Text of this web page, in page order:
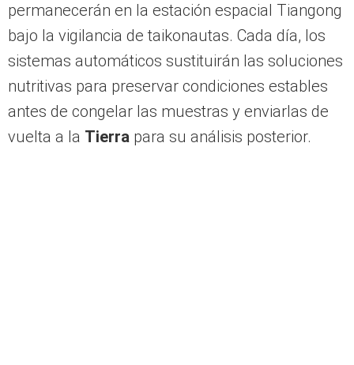
permanecerán en la estación espacial Tiangong
bajo la vigilancia de taikonautas. Cada día, los
sistemas automáticos sustituirán las soluciones
nutritivas para preservar condiciones estables
antes de congelar las muestras y enviarlas de
vuelta a la Tierra para su análisis posterior.